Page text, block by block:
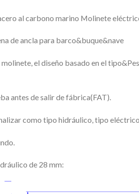
al carbono marino Molinete
de ancla para barco&buque&nave
molinete, el diseño basado en el
antes de salir de fábrica(FAT).
como tipo hidráulico, tipo
de 28 mm: